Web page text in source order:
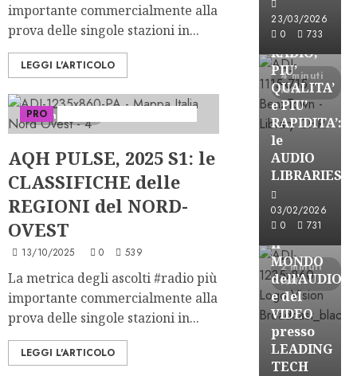
importante commercialmente alla
prova delle singole stazioni in...
LEGGI L'ARTICOLO
3 minuti letti
PRO
AQH PULSE, 2025 S1: le
CLASSIFICHE delle
REGIONI del NORD-
OVEST
13/10/2025 0 539
La metrica degli ascolti #radio più
importante commercialmente alla
prova delle singole stazioni in...
LEGGI L'ARTICOLO
23/03/2026
0
733
4 minuti
letti
Per la
RADIO,
PIU’
QUALITA’
e PIU’
RAPIDITA’:
le
AUDIO
LIBRARIES
03/02/2026
0
731
2 minuti
letti
Partnership
VISION
BROADCAST,
ESPLORARE
il
MONDO
dell’AUDIO
e del
VIDEO
presso
LEADING
TECH